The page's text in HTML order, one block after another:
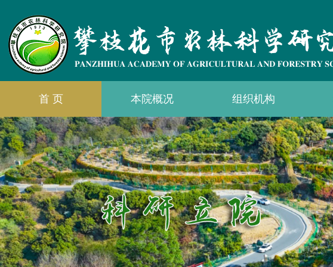
首 页 本院概况 组织机构
<